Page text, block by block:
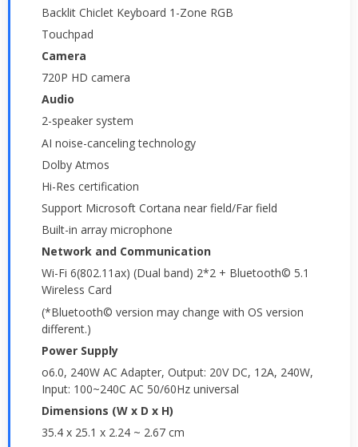
Backlit Chiclet Keyboard 1-Zone RGB
Touchpad
Camera
720P HD camera
Audio
2-speaker system
AI noise-canceling technology
Dolby Atmos
Hi-Res certification
Support Microsoft Cortana near field/Far field
Built-in array microphone
Network and Communication
Wi-Fi 6(802.11ax) (Dual band) 2*2 + Bluetooth© 5.1
Wireless Card
(*Bluetooth© version may change with OS version
different.)
Power Supply
o6.0, 240W AC Adapter, Output: 20V DC, 12A, 240W,
Input: 100~240C AC 50/60Hz universal
Dimensions (W x D x H)
35.4 x 25.1 x 2.24 ~ 2.67 cm